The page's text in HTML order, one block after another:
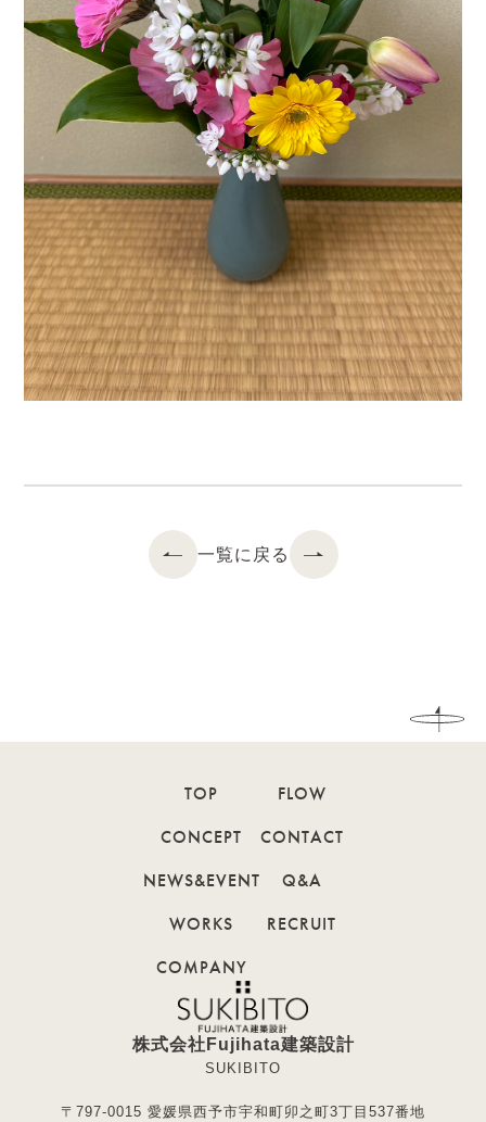
一覧に戻る
株式会社Fujihata建築設計
SUKIBITO
〒797-0015 愛媛県西予市宇和町卯之町3丁目537番地
TOP
CONCEPT
NEWS&EVENT
WORKS
COMPANY
FLOW
CONTACT
Q&A
RECRUIT